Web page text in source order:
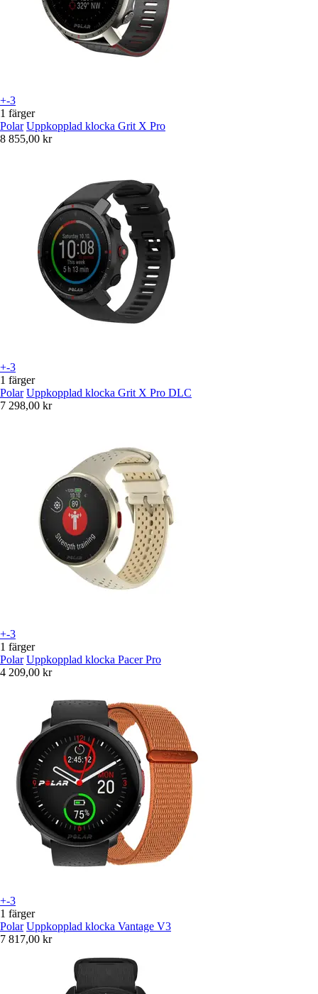
+-3
1 färger
Polar Uppkopplad klocka Grit X Pro
8 855,00 kr
+-3
1 färger
Polar Uppkopplad klocka Grit X Pro DLC
7 298,00 kr
+-3
1 färger
Polar Uppkopplad klocka Pacer Pro
4 209,00 kr
+-3
1 färger
Polar Uppkopplad klocka Vantage V3
7 817,00 kr